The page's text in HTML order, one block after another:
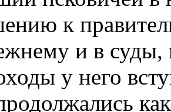
к
и в
у него